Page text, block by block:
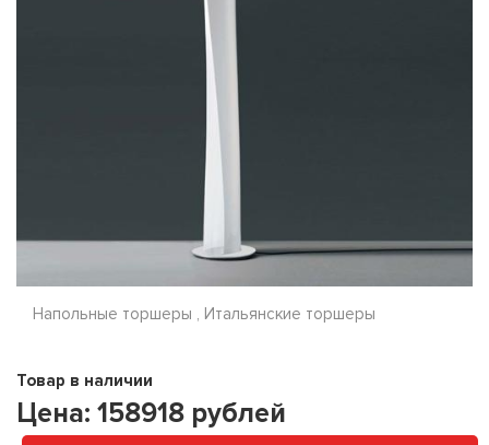
Напольные торшеры , Итальянские торшеры
Товар в наличии
Цена: 158918 рублей